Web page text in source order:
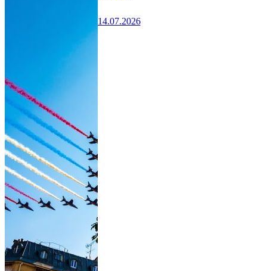
14.07.2026